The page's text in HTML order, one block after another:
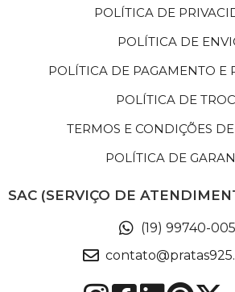
POLÍTICA DE
POLÍTICA DE
POLÍTICA DE PAGAMENTO E
POLÍTICA DE
TERMOS E CONDIÇÕES
POLÍTICA DE
SAC (SERVIÇO DE
(19) 99740-